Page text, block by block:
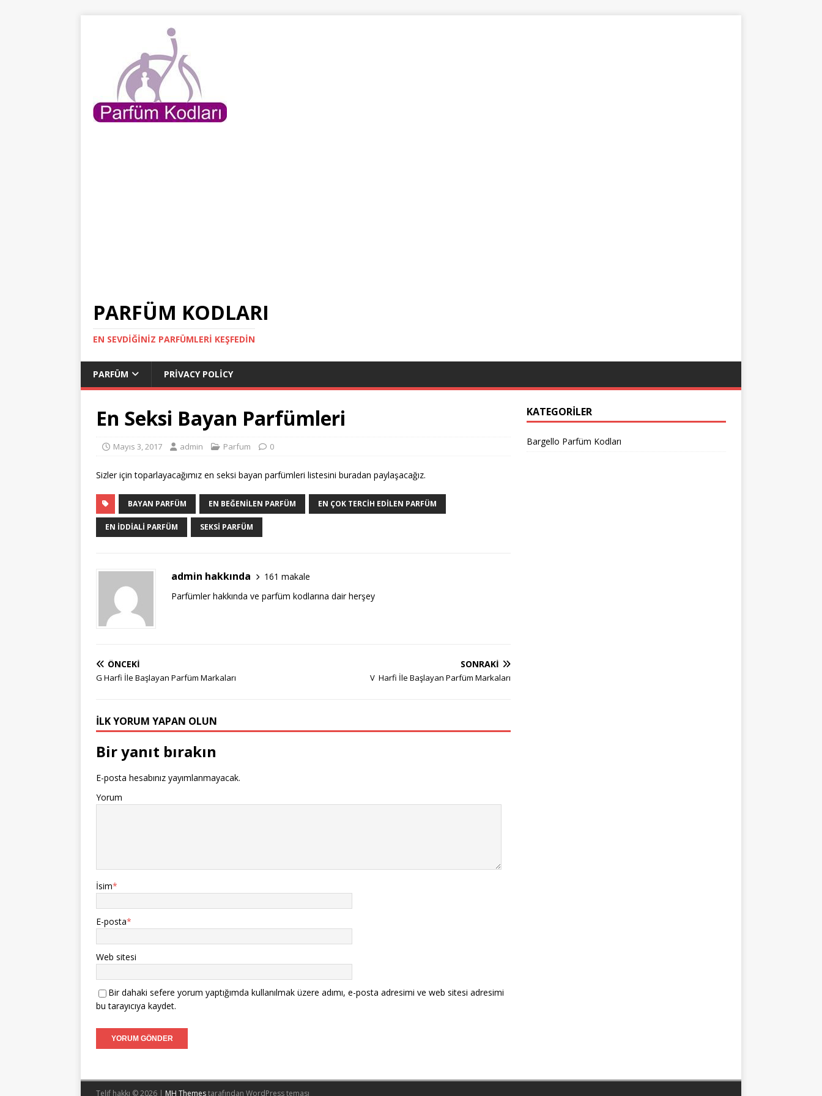
PARFÜM KODLARI
EN SEVDIĞINIZ PARFÜMLERI KEŞFEDIN
PARFÜM PRIVACY POLICY
En Seksi Bayan Parfümleri
Mayıs 3, 2017 admin Parfum 0
Sizler için toparlayacağımız en seksi bayan parfümleri listesini buradan paylaşacağız.
BAYAN PARFÜM EN BEĞENILEN PARFÜM EN ÇOK TERCIH EDILEN PARFÜM
EN IDDIALI PARFÜM SEKSI PARFÜM
admin hakkında
161 makale
Parfümler hakkında ve parfüm kodlarına dair herşey
ÖNCEKI
G Harfi İle Başlayan Parfüm Markaları
SONRAKI
V Harfi İle Başlayan Parfüm Markaları
İLK YORUM YAPAN OLUN
Bir yanıt bırakın
E-posta hesabınız yayımlanmayacak.
Yorum
İsim*
E-posta*
Web sitesi
Bir dahaki sefere yorum yaptığımda kullanılmak üzere adımı, e-posta adresimi ve web sitesi adresimi
bu tarayıcıya kaydet.
KATEGORILER
Bargello Parfüm Kodları
Telif hakkı © 2026 | MH Themestarafından WordPress teması